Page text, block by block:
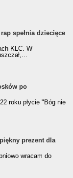
spełnia dziecięce
KLC. W
po
roku płycie "Bóg nie
prezent dla
wracam do